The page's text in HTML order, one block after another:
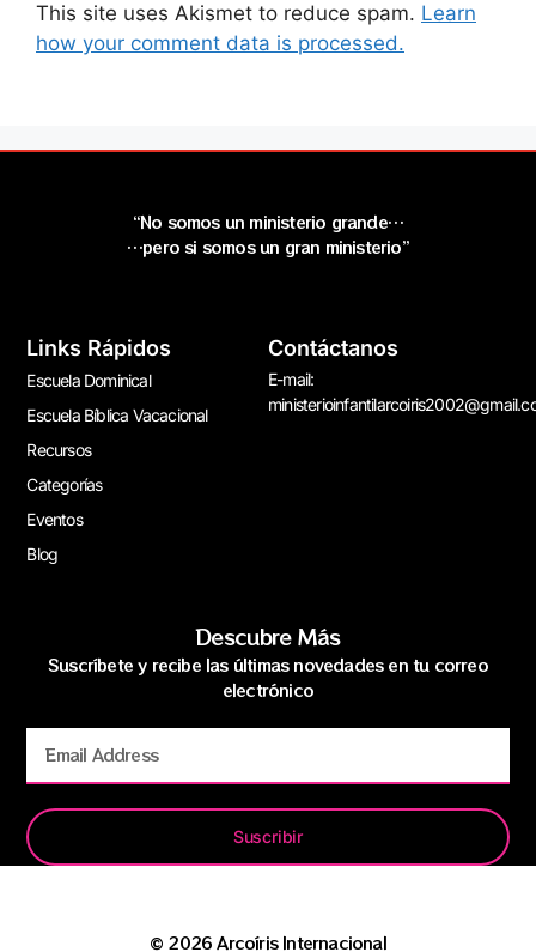
This site uses Akismet to reduce spam. Learn
how your comment data is processed.
“No somos un ministerio grande…
…pero si somos un gran ministerio”
Links Rápidos
Escuela Dominical
Escuela Bíblica Vacacional
Recursos
Categorías
Eventos
Blog
Contáctanos
E-mail:
Descubre Más
Suscríbete y recibe las últimas novedades en tu correo
electrónico
Suscribir
© 2026 Arcoíris Internacional